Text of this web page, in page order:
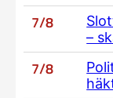
7/8
–
7/8